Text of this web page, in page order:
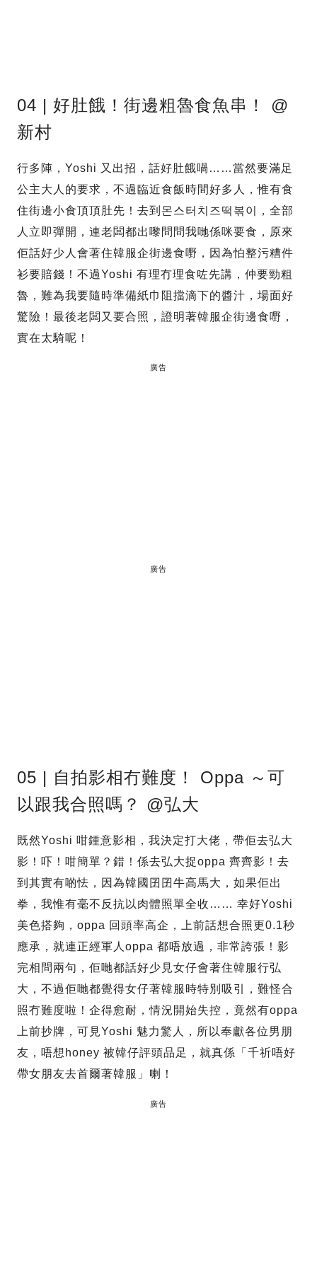
04 | 好肚餓！街邊粗魯食魚串！ @
新村
行多陣，Yoshi 又出招，話好肚餓喎……當然要滿足
公主大人的要求，不過臨近食飯時間好多人，惟有食
住街邊小食頂頂肚先！去到몬스터치즈떡볶이，全部
人立即彈開，連老闆都出嚟問問我哋係咪要食，原來
佢話好少人會著住韓服企街邊食嘢，因為怕整污糟件
衫要賠錢！不過Yoshi 有理冇理食咗先講，仲要勁粗
魯，難為我要隨時準備紙巾阻擋滴下的醬汁，場面好
驚險！最後老闆又要合照，證明著韓服企街邊食嘢，
實在太騎呢！
廣告
廣告
05 | 自拍影相冇難度！ Oppa ～可
以跟我合照嗎？ @弘大
既然Yoshi 咁鍾意影相，我決定打大佬，帶佢去弘大
影！吓！咁簡單？錯！係去弘大捉oppa 齊齊影！去
到其實有啲怯，因為韓國囝囝牛高馬大，如果佢出
拳，我惟有毫不反抗以肉體照單全收…… 幸好Yoshi
美色搭夠，oppa 回頭率高企，上前話想合照更0.1秒
應承，就連正經軍人oppa 都唔放過，非常誇張！影
完相問兩句，佢哋都話好少見女仔會著住韓服行弘
大，不過佢哋都覺得女仔著韓服時特別吸引，難怪合
照冇難度啦！企得愈耐，情況開始失控，竟然有oppa
上前抄牌，可見Yoshi 魅力驚人，所以奉獻各位男朋
友，唔想honey 被韓仔評頭品足，就真係「千祈唔好
帶女朋友去首爾著韓服」喇！
廣告